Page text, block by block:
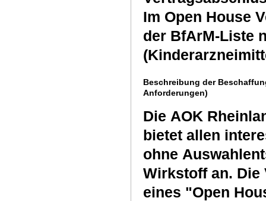
Im Open House
der BfArM-Liste
Beschreibung der
Anforderungen)
Die AOK
bietet allen
ohne
Wirkstoff an. Die
eines "Open